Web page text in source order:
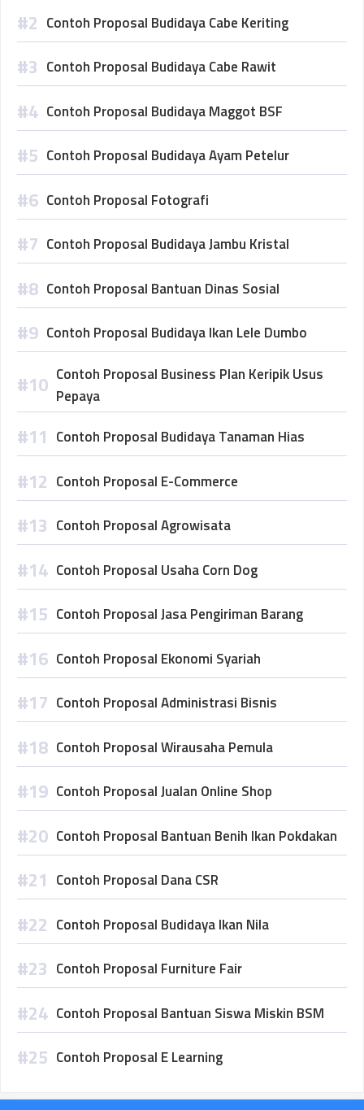
Contoh Proposal Budidaya Cabe Keriting
Contoh Proposal Budidaya Cabe Rawit
Contoh Proposal Budidaya Maggot BSF
Contoh Proposal Budidaya Ayam Petelur
Contoh Proposal Fotografi
Contoh Proposal Budidaya Jambu Kristal
Contoh Proposal Bantuan Dinas Sosial
Contoh Proposal Budidaya Ikan Lele Dumbo
Contoh Proposal Business Plan Keripik Usus
Pepaya
Contoh Proposal Budidaya Tanaman Hias
Contoh Proposal E-Commerce
Contoh Proposal Agrowisata
Contoh Proposal Usaha Corn Dog
Contoh Proposal Jasa Pengiriman Barang
Contoh Proposal Ekonomi Syariah
Contoh Proposal Administrasi Bisnis
Contoh Proposal Wirausaha Pemula
Contoh Proposal Jualan Online Shop
Contoh Proposal Bantuan Benih Ikan Pokdakan
Contoh Proposal Dana CSR
Contoh Proposal Budidaya Ikan Nila
Contoh Proposal Furniture Fair
Contoh Proposal Bantuan Siswa Miskin BSM
Contoh Proposal E Learning